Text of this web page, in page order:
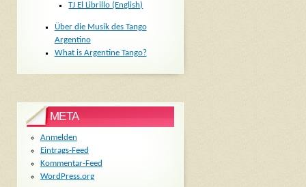
TJ El Librillo (English)
Über die Musik des Tango
Argentino
What is Argentine Tango?
META
Anmelden
Eintrags-Feed
Kommentar-Feed
WordPress.org